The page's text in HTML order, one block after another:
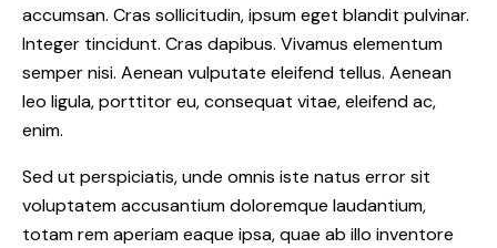
accumsan. Cras sollicitudin, ipsum eget blandit pulvinar.
Integer tincidunt. Cras dapibus. Vivamus elementum
semper nisi. Aenean vulputate eleifend tellus. Aenean
leo ligula, porttitor eu, consequat vitae, eleifend ac,
enim.
Sed ut perspiciatis, unde omnis iste natus error sit
voluptatem accusantium doloremque laudantium,
totam rem aperiam eaque ipsa, quae ab illo inventore